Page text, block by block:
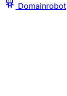
Domainrobot